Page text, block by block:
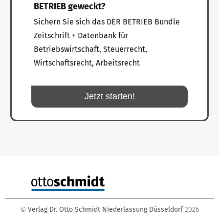
BETRIEB geweckt?
Sichern Sie sich das DER BETRIEB Bundle
Zeitschrift + Datenbank für
Betriebswirtschaft, Steuerrecht,
Wirtschaftsrecht, Arbeitsrecht
Jetzt starten!
© Verlag Dr. Otto Schmidt Niederlassung Düsseldorf 2026